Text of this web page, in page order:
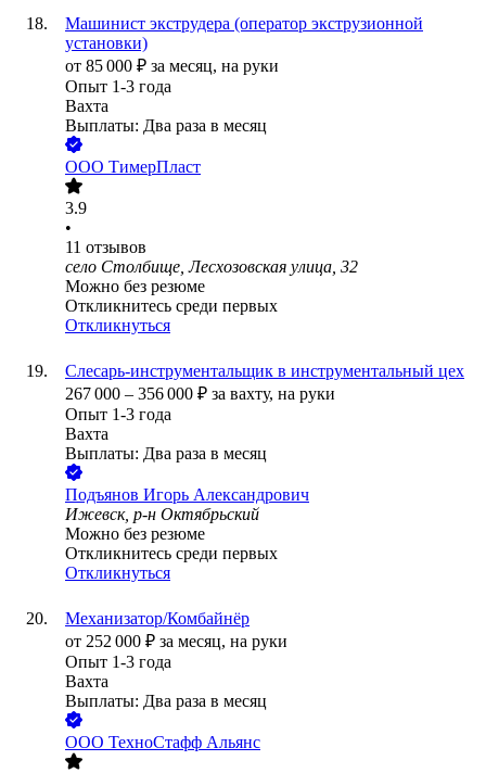
Машинист экструдера (оператор экструзионной
установки)
от 85 000 ₽ за месяц, на руки
Опыт 1-3 года
Вахта
Выплаты: Два раза в месяц
ООО ТимерПласт
3.9
•
11 отзывов
село Столбище, Лесхозовская улица, 32
Можно без резюме
Откликнитесь среди первых
Откликнуться
Слесарь-инструментальщик в инструментальный цех
267 000 – 356 000 ₽ за вахту, на руки
Опыт 1-3 года
Вахта
Выплаты: Два раза в месяц
Подъянов Игорь Александрович
Ижевск, р-н Октябрьский
Можно без резюме
Откликнитесь среди первых
Откликнуться
Механизатор/Комбайнёр
от 252 000 ₽ за месяц, на руки
Опыт 1-3 года
Вахта
Выплаты: Два раза в месяц
ООО ТехноСтафф Альянс